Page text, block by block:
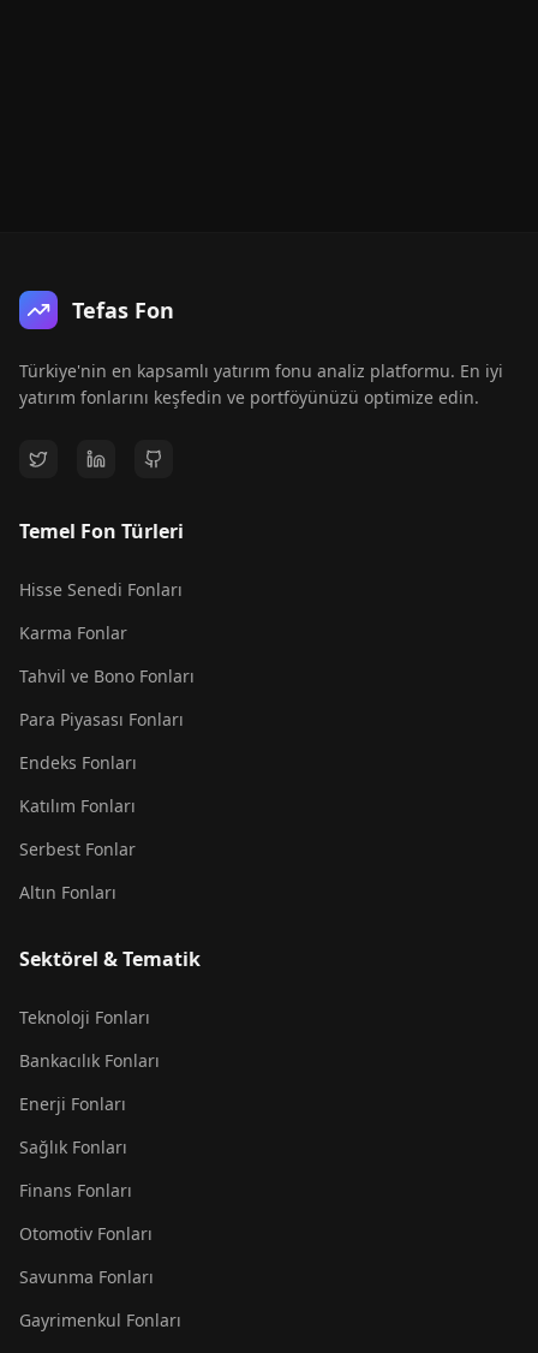
Tefas Fon
Türkiye'nin en kapsamlı yatırım fonu analiz platformu. En iyi
yatırım fonlarını keşfedin ve portföyünüzü optimize edin.
Temel Fon Türleri
Hisse Senedi Fonları
Karma Fonlar
Tahvil ve Bono Fonları
Para Piyasası Fonları
Endeks Fonları
Katılım Fonları
Serbest Fonlar
Altın Fonları
Sektörel & Tematik
Teknoloji Fonları
Bankacılık Fonları
Enerji Fonları
Sağlık Fonları
Finans Fonları
Otomotiv Fonları
Savunma Fonları
Gayrimenkul Fonları